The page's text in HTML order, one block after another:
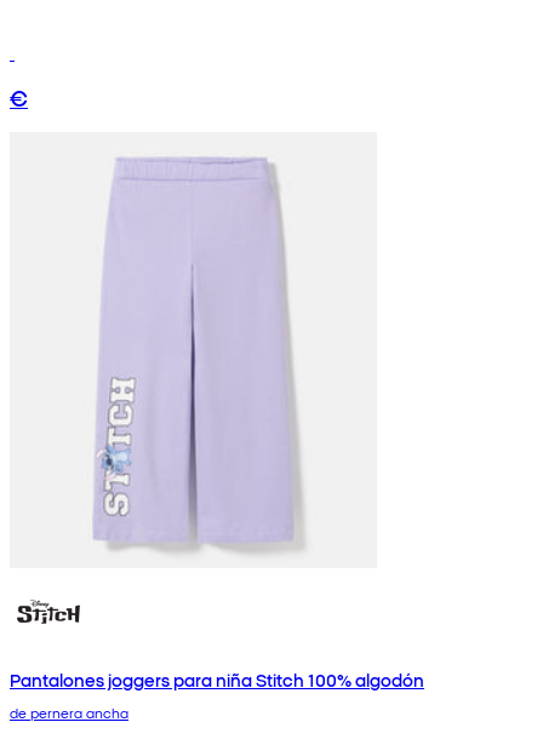
€
Pantalones joggers para niña Stitch 100% algodón
de pernera ancha